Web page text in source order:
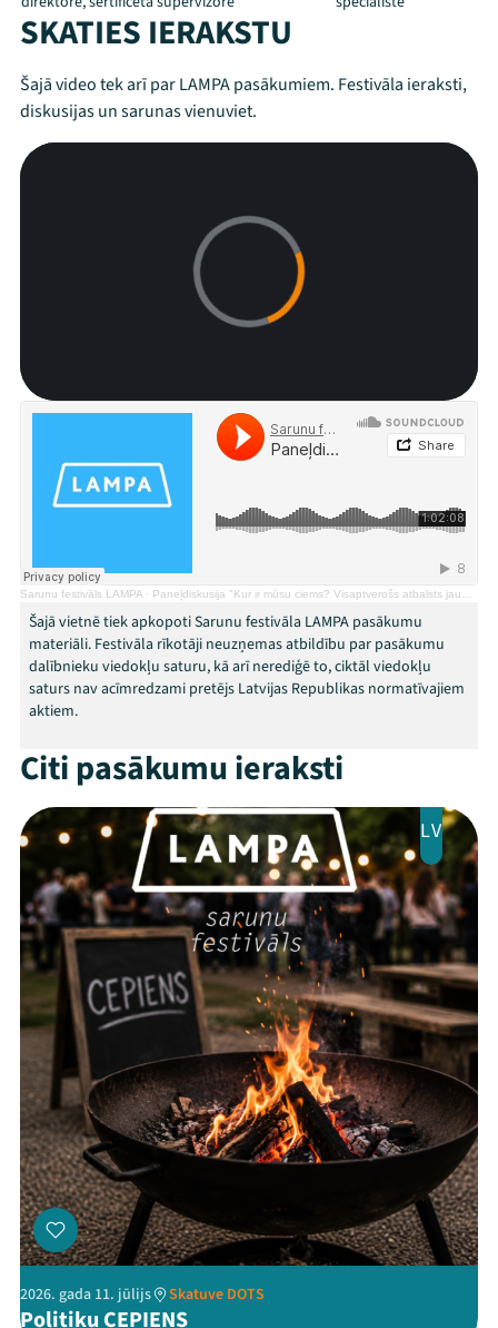
Festivāls
Arhīvs
Viņi bija LAMPĀ 2026
Jaunumi
Veikals
SKATIES IERAKSTU
Šajā video tek arī par LAMPA pasākumiem. Festivāla ieraksti,
diskusijas un sarunas vienuviet.
Sarunu festivāls LAMPA · Paneļdiskusija "Kur ir mūsu ciems? Visaptverošs atbalsts jaunajām ģimenēm ar bērniem"
Šajā vietnē tiek apkopoti Sarunu festivāla LAMPA pasākumu
materiāli. Festivāla rīkotāji neuzņemas atbildību par pasākumu
dalībnieku viedokļu saturu, kā arī nerediģē to, ciktāl viedokļu
saturs nav acīmredzami pretējs Latvijas Republikas normatīvajiem
aktiem.
Citi pasākumu ieraksti
LV
2026. gada 11. jūlijs Skatuve DOTS
Politiķu CEPIENS